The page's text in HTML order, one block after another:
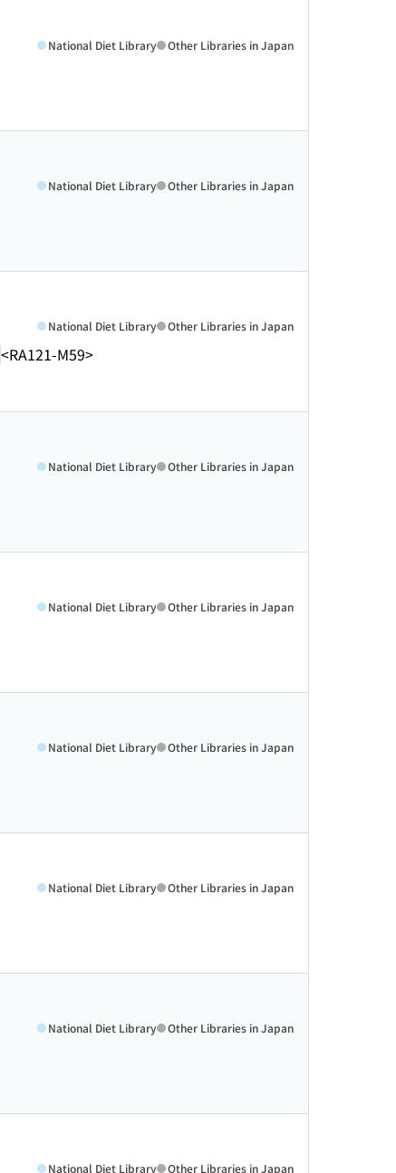
National Diet Library Other Libraries in Japan
National Diet Library Other Libraries in Japan
<RA121-M59>
National Diet Library Other Libraries in Japan
National Diet Library Other Libraries in Japan
National Diet Library Other Libraries in Japan
National Diet Library Other Libraries in Japan
National Diet Library Other Libraries in Japan
National Diet Library Other Libraries in Japan
National Diet Library Other Libraries in Japan